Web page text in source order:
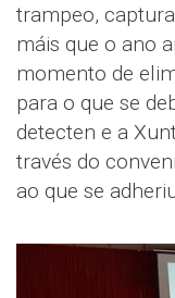
trampeo,
máis que o ano
momento de
para o que se
detecten e a
través do
ao que se